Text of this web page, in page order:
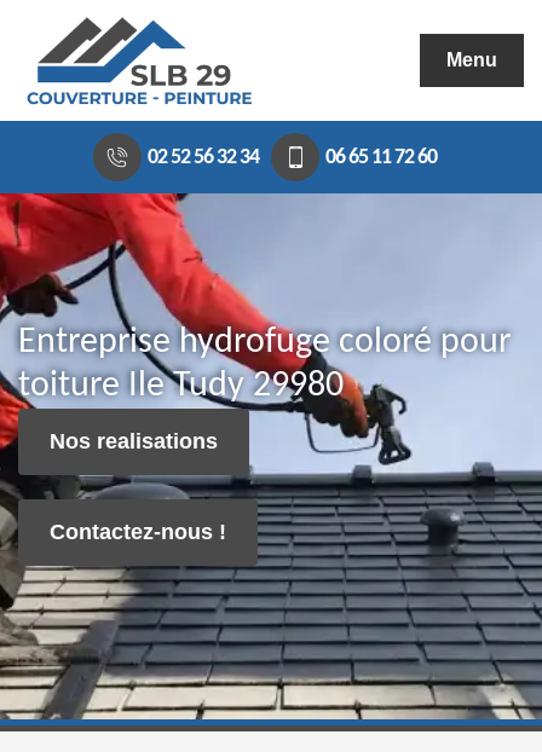
Menu
02 52 56 32 34 06 65 11 72 60
Entreprise hydrofuge coloré pour
toiture Ile Tudy 29980
Nos realisations
Contactez-nous !